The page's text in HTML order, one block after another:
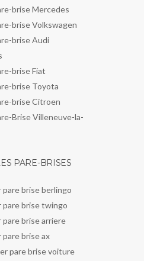
brise Mercedes
brise Volkswagen
brise Audi
brise Fiat
brise Toyota
brise Citroen
Brise Villeneuve-la-
PARE-BRISES
brise berlingo
pare brise twingo
brise arriere
brise ax
pare brise voiture